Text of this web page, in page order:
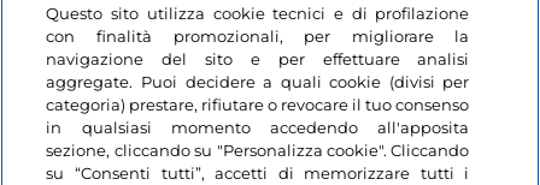
Questo sito utilizza cookie tecnici e di profilazione
con finalità promozionali, per migliorare la
navigazione del sito e per effettuare analisi
aggregate. Puoi decidere a quali cookie (divisi per
categoria) prestare, rifiutare o revocare il tuo consenso
in qualsiasi momento accedendo all'apposita
sezione, cliccando su "Personalizza cookie". Cliccando
su “Consenti tutti”, accetti di memorizzare tutti i